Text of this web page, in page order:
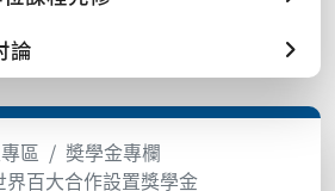
論
區
奬學金專欄
百大合作設置獎學金